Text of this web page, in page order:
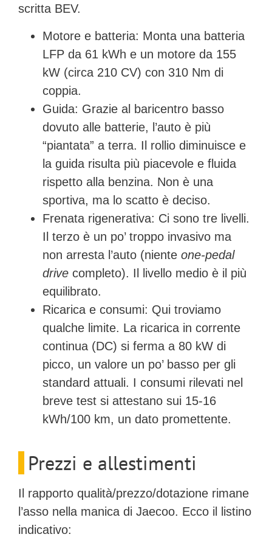
scritta BEV.
Motore e batteria: Monta una batteria
LFP da 61 kWh e un motore da 155
kW (circa 210 CV) con 310 Nm di
coppia.
Guida: Grazie al baricentro basso
dovuto alle batterie, l’auto è più
“piantata” a terra. Il rollio diminuisce e
la guida risulta più piacevole e fluida
rispetto alla benzina. Non è una
sportiva, ma lo scatto è deciso.
Frenata rigenerativa: Ci sono tre livelli.
Il terzo è un po’ troppo invasivo ma
non arresta l’auto (niente one-pedal
drive completo). Il livello medio è il più
equilibrato.
Ricarica e consumi: Qui troviamo
qualche limite. La ricarica in corrente
continua (DC) si ferma a 80 kW di
picco, un valore un po’ basso per gli
standard attuali. I consumi rilevati nel
breve test si attestano sui 15-16
kWh/100 km, un dato promettente.
Prezzi e allestimenti
Il rapporto qualità/prezzo/dotazione rimane
l’asso nella manica di Jaecoo. Ecco il listino
indicativo: